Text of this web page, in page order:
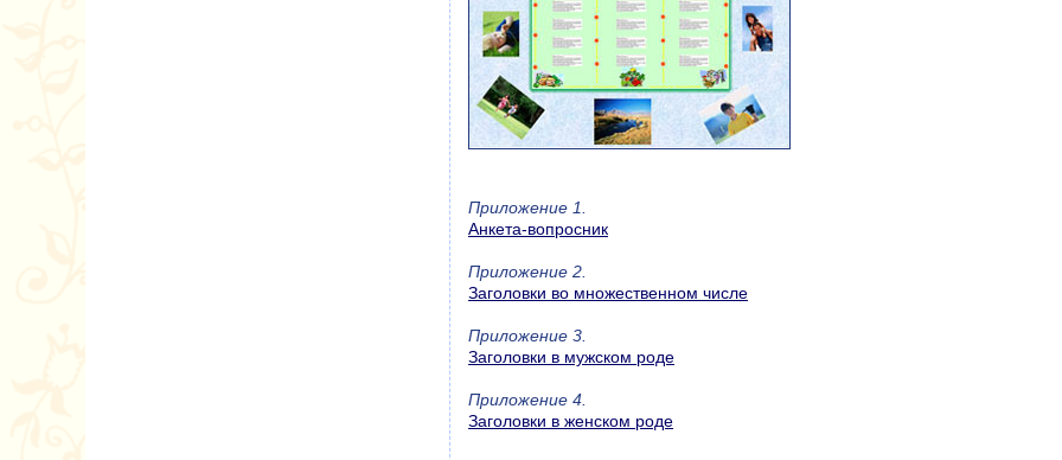
Приложение 1.
Анкета-вопросник
Приложение 2.
Заголовки во множественном числе
Приложение 3.
Заголовки в мужском роде
Приложение 4.
Заголовки в женском роде